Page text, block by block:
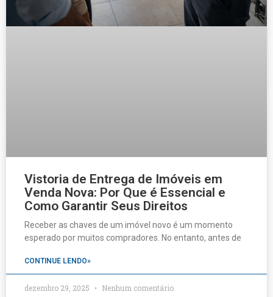
Vistoria de Entrega de Imóveis em
Venda Nova: Por Que é Essencial e
Como Garantir Seus Direitos
Receber as chaves de um imóvel novo é um momento
esperado por muitos compradores. No entanto, antes de
CONTINUE LENDO»
dezembro 29, 2025 Nenhum comentário